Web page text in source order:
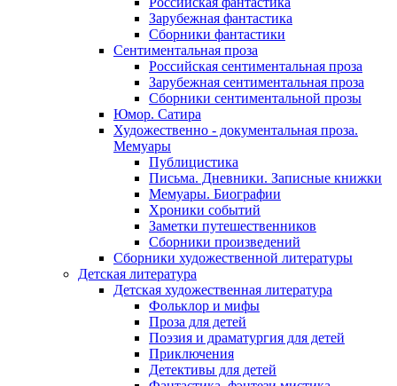
Зарубежная фантастика
Сборники фантастики
Сентиментальная проза
Российская сентиментальная проза
Зарубежная сентиментальная проза
Сборники сентиментальной прозы
Юмор. Сатира
Художественно - документальная проза.
Мемуары
Публицистика
Письма. Дневники. Записные книжки
Мемуары. Биографии
Хроники событий
Заметки путешественников
Сборники произведений
Сборники художественной литературы
Детская литература
Детская художественная литература
Фольклор и мифы
Проза для детей
Поэзия и драматургия для детей
Приключения
Детективы для детей